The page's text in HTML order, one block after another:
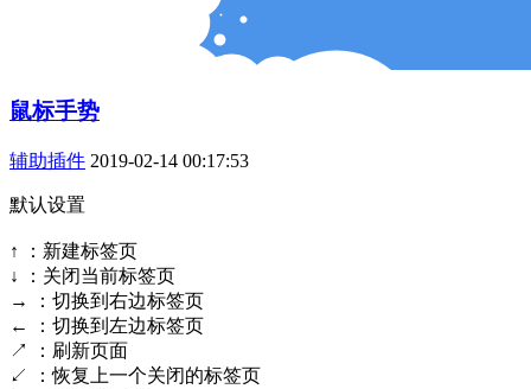
鼠标手势
辅助插件 2019-02-14 00:17:53
默认设置
↑ ：新建标签页
↓ ：关闭当前标签页
→ ：切换到右边标签页
← ：切换到左边标签页
↗ ：刷新页面
↙ ：恢复上一个关闭的标签页